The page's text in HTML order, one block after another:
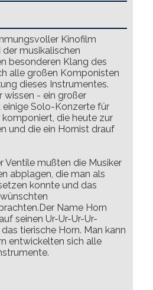
Kinofilm
musikalischen
besonderen Klang des
alle großen Komponisten
dieses Instrumentes.
wissen - ein großer
einige Solo-Konzerte für
die heute zur
und die ein Hornist drauf
Ventile mußten die Musiker
abplagen, die man als
konnte und das
Name Horn
seinen Ur-Ur-Ur-Ur-
tierische Horn. Man kann
entwickelten sich alle